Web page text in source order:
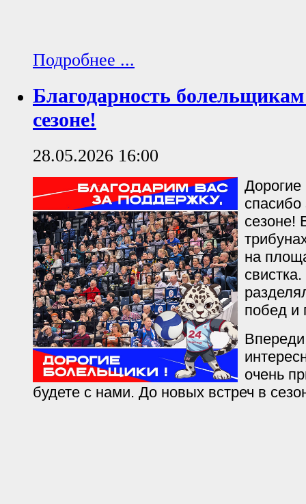
Подробнее ...
Благодарность
сезоне!
28.05.2026 16:00
сезоне!
на
побед и
очень
будете с нами. До новых встреч в